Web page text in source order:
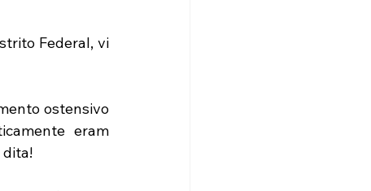
Federal, vi
ostensivo
eram